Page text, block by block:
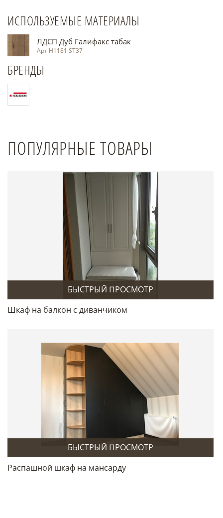
ИСПОЛЬЗУЕМЫЕ МАТЕРИАЛЫ
ЛДСП Дуб Галифакс табак
Арт H1181 ST37
БРЕНДЫ
ПОПУЛЯРНЫЕ ТОВАРЫ
БЫСТРЫЙ ПРОСМОТР
Шкаф на балкон с диванчиком
БЫСТРЫЙ ПРОСМОТР
Распашной шкаф на мансарду